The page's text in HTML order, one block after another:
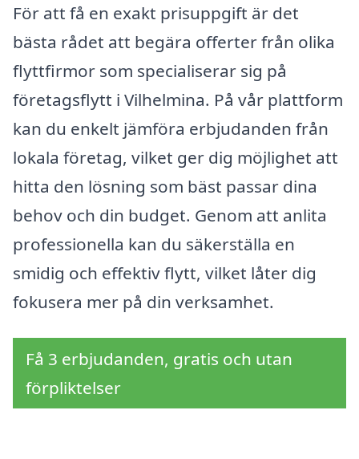
För att få en exakt prisuppgift är det
bästa rådet att begära offerter från olika
flyttfirmor som specialiserar sig på
företagsflytt i Vilhelmina. På vår plattform
kan du enkelt jämföra erbjudanden från
lokala företag, vilket ger dig möjlighet att
hitta den lösning som bäst passar dina
behov och din budget. Genom att anlita
professionella kan du säkerställa en
smidig och effektiv flytt, vilket låter dig
fokusera mer på din verksamhet.
Få 3 erbjudanden, gratis och utan
förpliktelser